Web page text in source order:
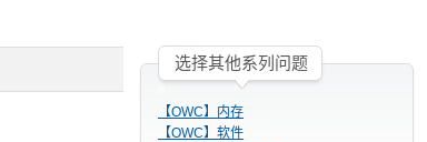
选择其他系列问题
【OWC】内存
【OWC】软件